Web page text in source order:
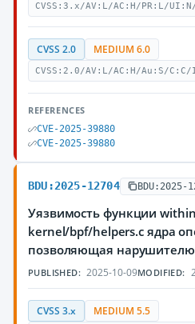
CVSS:3.x/AV:L/AC:H/PR:L/
CVSS 2.0 MEDIUM 6.0
CVSS:2.0/AV:L/AC:H/Au:S/
REFERENCES
CVE-2025-39880
CVE-2025-39880
BDU:2025-12704 BDU:2025-
Уязвимость функции
kernel/bpf/helpers.c ядра
позволяющая нарушителю
PUBLISHED: 2025-10-09MODIFIED:
CVSS 3.x MEDIUM 5.5